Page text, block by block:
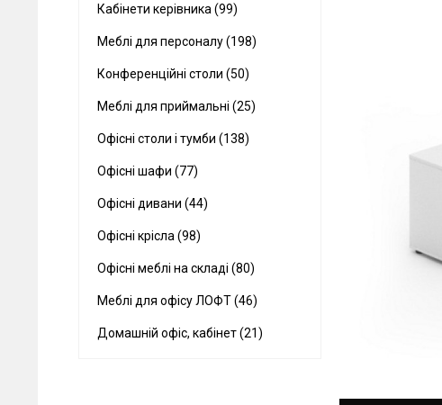
Кабінети керівника (99)
Меблі для персоналу (198)
Конференційні столи (50)
Меблі для приймальні (25)
Офісні столи і тумби (138)
Офісні шафи (77)
Офісні дивани (44)
Офісні крісла (98)
Офісні меблі на складі (80)
Меблі для офісу ЛОФТ (46)
Домашній офіс, кабінет (21)